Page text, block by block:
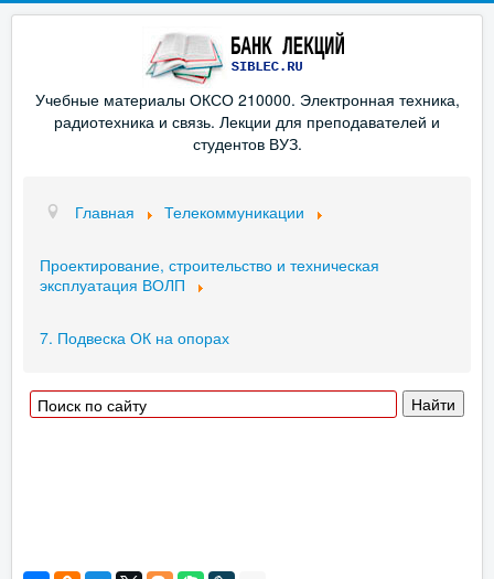
Учебные материалы ОКСО 210000. Электронная техника,
радиотехника и связь. Лекции для преподавателей и
студентов ВУЗ.
Главная Телекоммуникации
Проектирование, строительство и техническая
эксплуатация ВОЛП
7. Подвеска ОК на опорах